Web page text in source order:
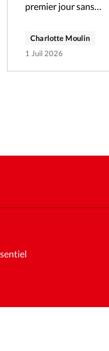
premier jour sans…
Charlotte Moulin
1 Juil 2026